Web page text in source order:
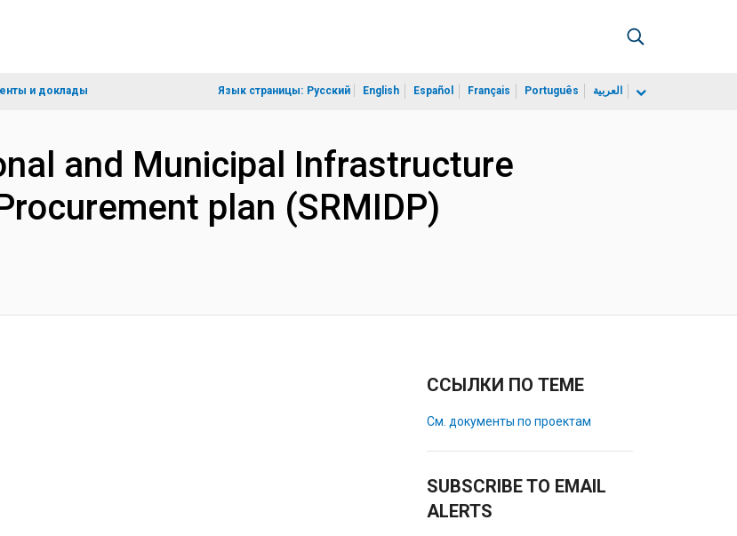
и доклады Язык страницы: Русский English Español Français Português العربية
and Municipal Infrastructure
plan (SRMIDP)
ССЫЛКИ ПО ТЕМЕ
См. документы по проектам
SUBSCRIBE TO EMAIL
ALERTS